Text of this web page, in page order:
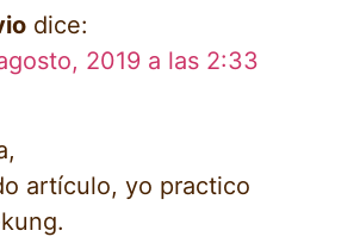
dice:
2019 a las 2:33
artículo, yo practico